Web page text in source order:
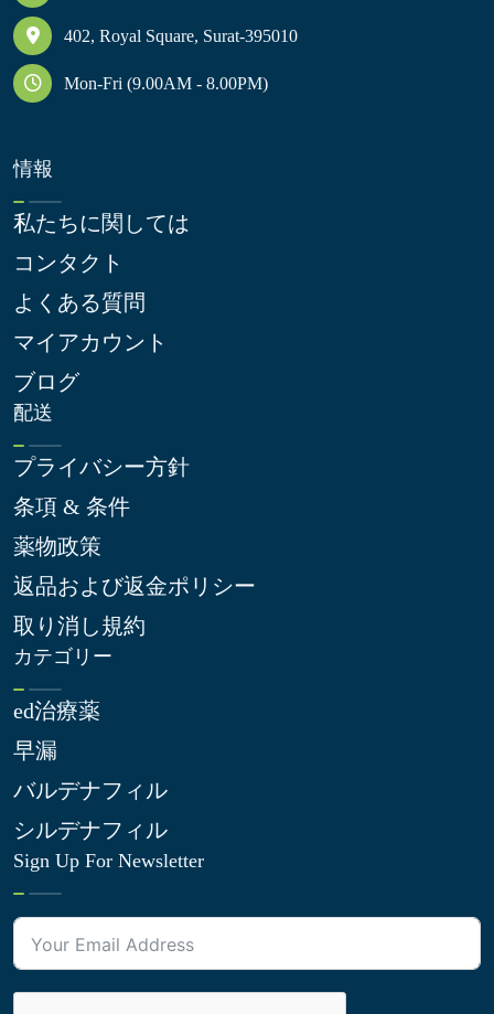
402, Royal Square, Surat-395010
Mon-Fri (9.00AM - 8.00PM)
情報
私たちに関しては
コンタクト
よくある質問
マイアカウント
ブログ
配送
プライバシー方針
条項 & 条件
薬物政策
返品および返金ポリシー
取り消し規約
カテゴリー
ed治療薬
早漏
バルデナフィル
シルデナフィル
Sign Up For Newsletter